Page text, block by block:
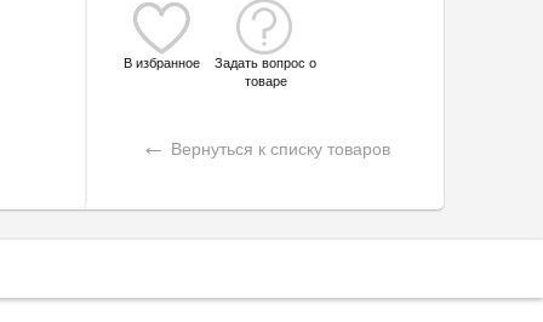
В избранное
Задать вопрос о
товаре
← Вернуться к списку товаров